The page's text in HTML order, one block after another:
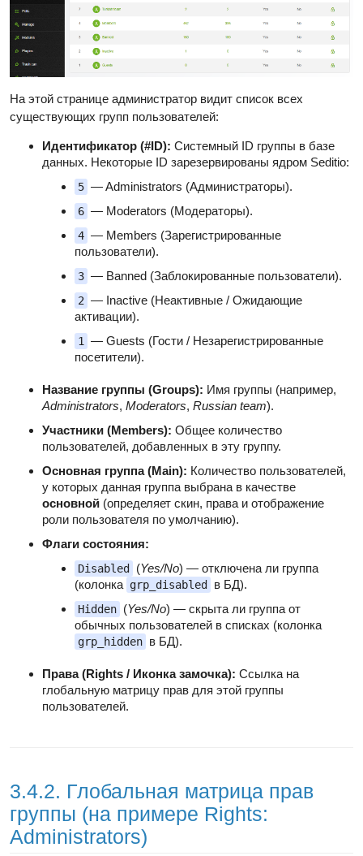
На этой странице администратор видит список всех
существующих групп пользователей:
Идентификатор (#ID): Системный ID группы в базе
данных. Некоторые ID зарезервированы ядром Seditio:
5 — Administrators (Администраторы).
6 — Moderators (Модераторы).
4 — Members (Зарегистрированные
пользователи).
3 — Banned (Заблокированные пользователи).
2 — Inactive (Неактивные / Ожидающие
активации).
1
— Guests (Гости / Незарегистрированные
посетители).
Название группы (Groups): Имя группы (например,
Administrators, Moderators, Russian team).
Участники (Members): Общее количество
пользователей, добавленных в эту группу.
Основная группа (Main): Количество пользователей,
у которых данная группа выбрана в качестве
основной (определяет скин, права и отображение
роли пользователя по умолчанию).
Флаги состояния:
Disabled (Yes/No) — отключена ли группа
(колонка grp_disabled в БД).
Hidden (Yes/No) — скрыта ли группа от
обычных пользователей в списках (колонка
grp_hidden в БД).
Права (Rights / Иконка замочка): Ссылка на
глобальную матрицу прав для этой группы
пользователей.
3.4.2. Глобальная матрица прав
группы (на примере Rights:
Administrators)